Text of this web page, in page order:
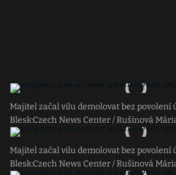
Majitel začal vilu demolovat bez povolení
Blesk:Czech News Center / Rušinová
Majitel začal vilu demolovat bez povolení
Blesk:Czech News Center / Rušinová